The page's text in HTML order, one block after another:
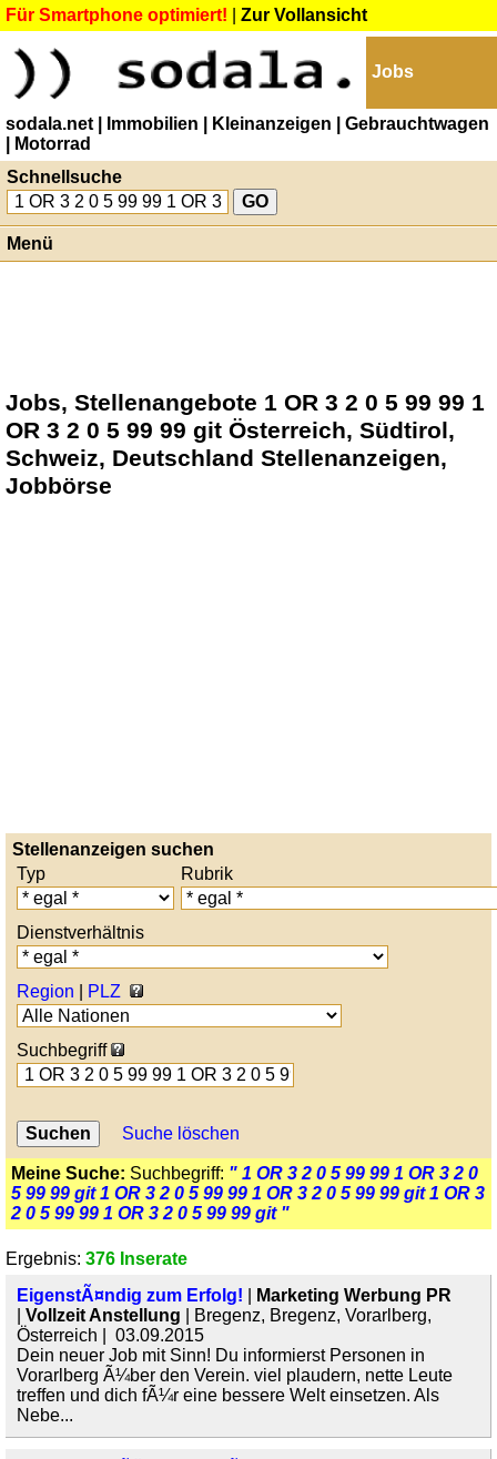
Für Smartphone optimiert! Zur Vollansicht
Jobs
sodala.net | Immobilien | Kleinanzeigen
| Gebrauchtwagen
| Motorrad
Schnellsuche
Menü
Jobs, Stellenangebote 1 OR 3 2 0 5 99 99 1
OR 3 2 0 5 99 99 git Österreich, Südtirol,
Schweiz, Deutschland Stellenanzeigen,
Jobbörse
Stellenanzeigen suchen
Typ
Rubrik
Dienstverhältnis
Region PLZ
Suchbegriff
Suche löschen
Meine Suche: Suchbegriff: " 1 OR 3 2 0 5 99 99 1 OR 3 2 0
5 99 99 git 1 OR 3 2 0 5 99 99 1 OR 3 2 0 5 99 99 git 1 OR 3
2 0 5 99 99 1 OR 3 2 0 5 99 99 git "
Ergebnis: 376 Inserate
EigenstÃ¤ndig zum Erfolg!
Marketing Werbung PR
Vollzeit Anstellung | Bregenz, Bregenz, Vorarlberg,
Österreich | 03.09.2015
Dein neuer Job mit Sinn! Du informierst Personen in
Vorarlberg Ã¼ber den Verein. viel plaudern, nette Leute
treffen und dich fÃ¼r eine bessere Welt einsetzen. Als
Nebe...